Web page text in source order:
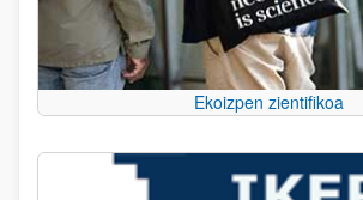
Ekoizpen zientifikoa